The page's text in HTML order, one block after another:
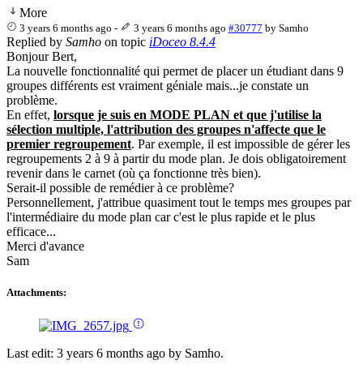
More
3 years 6 months ago - 3 years 6 months ago #30777 by Samho
Replied by Samho on topic iDoceo 8.4.4
Bonjour Bert,
La nouvelle fonctionnalité qui permet de placer un étudiant dans 9
groupes différents est vraiment géniale mais...je constate un
problème.
En effet, lorsque je suis en MODE PLAN et que j'utilise la
sélection multiple, l'attribution des groupes n'affecte que le
premier regroupement. Par exemple, il est impossible de gérer les
regroupements 2 à 9 à partir du mode plan. Je dois obligatoirement
revenir dans le carnet (où ça fonctionne très bien).
Serait-il possible de remédier à ce problème?
Personnellement, j'attribue quasiment tout le temps mes groupes par
l'intermédiaire du mode plan car c'est le plus rapide et le plus
efficace...
Merci d'avance
Sam
Attachments:
Last edit: 3 years 6 months ago by Samho.